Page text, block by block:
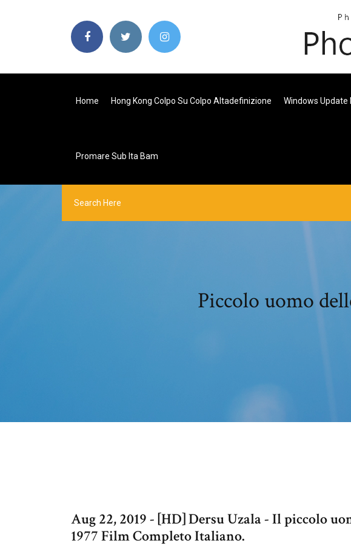
Home Hong Kong Colpo Su Colpo Altadefinizione Windows Update
Promare Sub Ita Bam
Piccolo uomo
Aug 22, 2019 - [HD] Dersu Uzala - Il piccolo
1977 Film Completo Italiano.